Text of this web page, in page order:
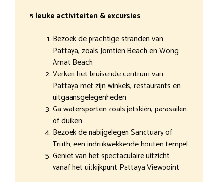
5 leuke activiteiten & excursies
Bezoek de prachtige stranden van
Pattaya, zoals Jomtien Beach en Wong
Amat Beach
Verken het bruisende centrum van
Pattaya met zijn winkels, restaurants en
uitgaansgelegenheden
Ga watersporten zoals jetskiën, parasailen
of duiken
Bezoek de nabijgelegen Sanctuary of
Truth, een indrukwekkende houten tempel
Geniet van het spectaculaire uitzicht
vanaf het uitkijkpunt Pattaya Viewpoint